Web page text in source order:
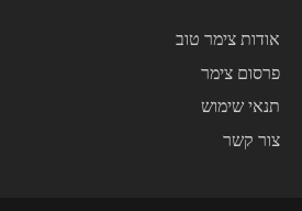
אודות צימר טוב
פרסום צימר
תנאי שימוש
צור קשר